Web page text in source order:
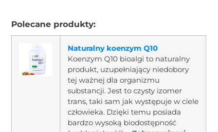
Polecane produkty:
Naturalny koenzym Q10
Koenzym Q10 bioalgi to naturalny
produkt, uzupełniający niedobory
tej ważnej dla organizmu
substancji. Jest to czysty izomer
trans, taki sam jak występuje w ciele
człowieka. Dzięki temu posiada
bardzo wysoką biodostępność